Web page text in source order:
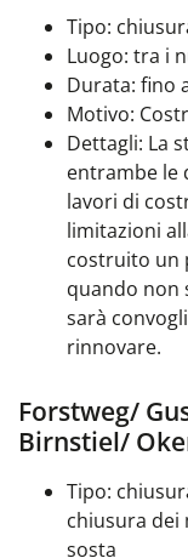
Tipo:
Luogo: tra i
Durata: fino
Motivo:
Dettagli: La
entrambe le
lavori di
limitazioni
costruito un
quando non
sarà
rinnovare.
Forstweg/
Birnstiel/
Tipo:
chiusura dei
sosta